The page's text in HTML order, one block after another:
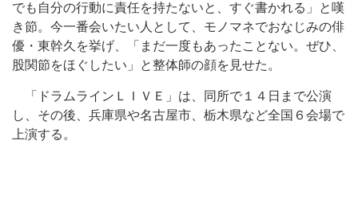
でも自分の行動に責任を持たないと、すぐ書かれる」と嘆
き節。今一番会いたい人として、モノマネでおなじみの俳
優・東幹久を挙げ、「まだ一度もあったことない。ぜひ、
股関節をほぐしたい」と整体師の顔を見せた。
「ドラムラインＬＩＶＥ」は、同所で１４日まで公演
し、その後、兵庫県や名古屋市、栃木県など全国６会場で
上演する。